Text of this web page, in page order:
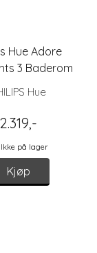
Hue Adore
3 Baderom
Hue
2.319,-
Ikke på lager
Kjøp